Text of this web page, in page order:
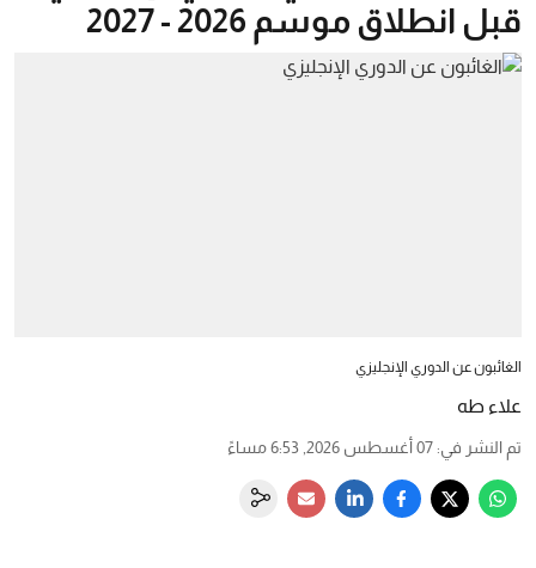
قبل انطلاق موسم 2026 - 2027
الغائبون عن الدوري الإنجليزي
علاء طه
تم النشر في: 07 أغسطس 2026, 6:53 مساءً